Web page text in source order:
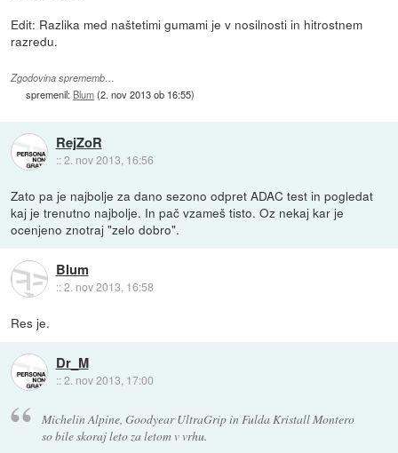
Edit: Razlika med naštetimi gumami je v nosilnosti in hitrostnem
razredu.
Zgodovina sprememb…
spremenil: Blum(2. nov 2013 ob 16:55)
RejZoR
::2. nov 2013, 16:56
Zato pa je najbolje za dano sezono odpret ADAC test in pogledat
kaj je trenutno najbolje. In pač vzameš tisto. Oz nekaj kar je
ocenjeno znotraj "zelo dobro".
Blum
::2. nov 2013, 16:58
Res je.
Dr_M
::2. nov 2013, 17:00
Michelin Alpine, Goodyear UltraGrip in Fulda Kristall Montero
so bile skoraj leto za letom v vrhu.